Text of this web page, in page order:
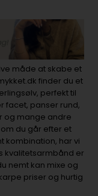
måde at skabe et
finder du et
perfekt til
panser rund,
og mange andre
du går efter et
kombination, har vi
kvalitetsarmbånd er
nemt kan mixe og
priser og hurtig